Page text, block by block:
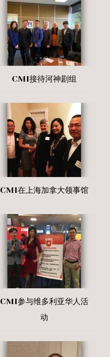
CMI接待河神剧组
CMI在上海加拿大领事馆
CMI参与维多利亚华人活
动